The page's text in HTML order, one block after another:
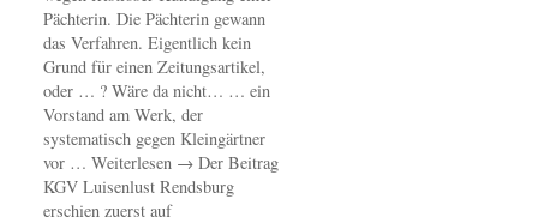
Pächterin. Die Pächterin gewann
das Verfahren. Eigentlich kein
Grund für einen Zeitungsartikel,
oder … ? Wäre da nicht… … ein
Vorstand am Werk, der
systematisch gegen Kleingärtner
vor … Weiterlesen → Der Beitrag
KGV Luisenlust Rendsburg
erschien zuerst auf